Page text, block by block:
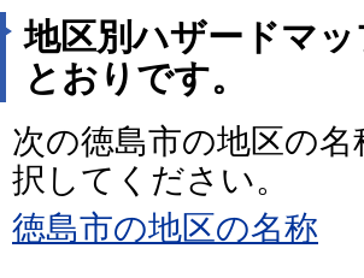
地区別ハザードマ
とおりです。
次の徳島市の地区の
択してください。
徳島市の地区の名称